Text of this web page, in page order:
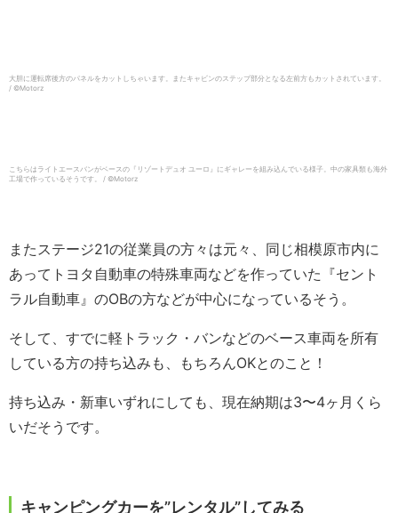
大胆に運転席後方のパネルをカットしちゃいます。またキャビンのステップ部分となる左前方もカットされています。
/ ©︎Motorz
こちらはライトエースバンがベースの『リゾートデュオ ユーロ』にギャレーを組み込んでいる様子。中の家具類も海外
工場で作っているそうです。 / ©︎Motorz
またステージ21の従業員の方々は元々、同じ相模原市内に
あってトヨタ自動車の特殊車両などを作っていた『セント
ラル自動車』のOBの方などが中心になっているそう。
そして、すでに軽トラック・バンなどのベース車両を所有
している方の持ち込みも、もちろんOKとのこと！
持ち込み・新車いずれにしても、現在納期は3〜4ヶ月くら
いだそうです。
キャンピングカーを”レンタル”してみる